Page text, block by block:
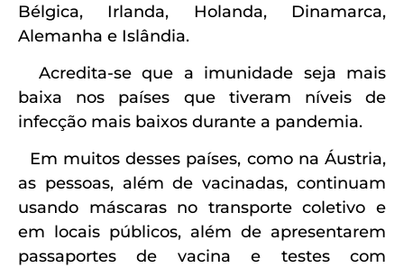
Bélgica, Irlanda, Holanda, Dinamarca,
Alemanha e Islândia.
Acredita-se que a imunidade seja mais
baixa nos países que tiveram níveis de
infecção mais baixos durante a pandemia.
Em muitos desses países, como na Áustria,
as pessoas, além de vacinadas, continuam
usando máscaras no transporte coletivo e
em locais públicos, além de apresentarem
passaportes de vacina e testes com